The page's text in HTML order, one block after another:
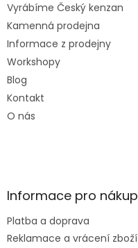
Vyrábíme Český kenzan
Kamenná prodejna
Informace z prodejny
Workshopy
Blog
Kontakt
O nás
Informace pro nákup
Platba a doprava
Reklamace a vrácení zboží